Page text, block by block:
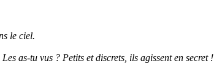
le ciel.
as-tu vus ? Petits et discrets, ils agissent en secret !